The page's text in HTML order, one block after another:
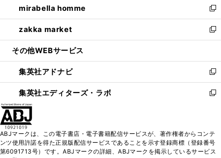
く
で
開
く
ド
ウ
で
開
ィ
ン
ド
ウ
開
く
い
ウ
ィ
ン
ウ
で
開
く
mirabella homme
新
し
い
ウ
ン
ド
ウ
で
zakka market
新
し
ウ
ィ
ン
ド
く
その他WEBサービス
集英社アドナビ
新
し
い
ド
ウ
集英社エディターズ・ラボ
新
ィ
ン
ABJマークは、この電子書店・電子書籍配信サービスが、著作権者からコンテ
ンツ使用許諾を得た正規版配信サービスであることを示す登録商標（登録番号
第6091713号）です。ABJマークの詳細、ABJマークを掲示しているサービス